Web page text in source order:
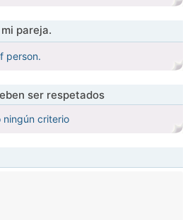
pareja.
person.
ser respetados
ningún criterio